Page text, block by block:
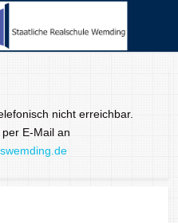
nicht erreichbar.
E-Mail an